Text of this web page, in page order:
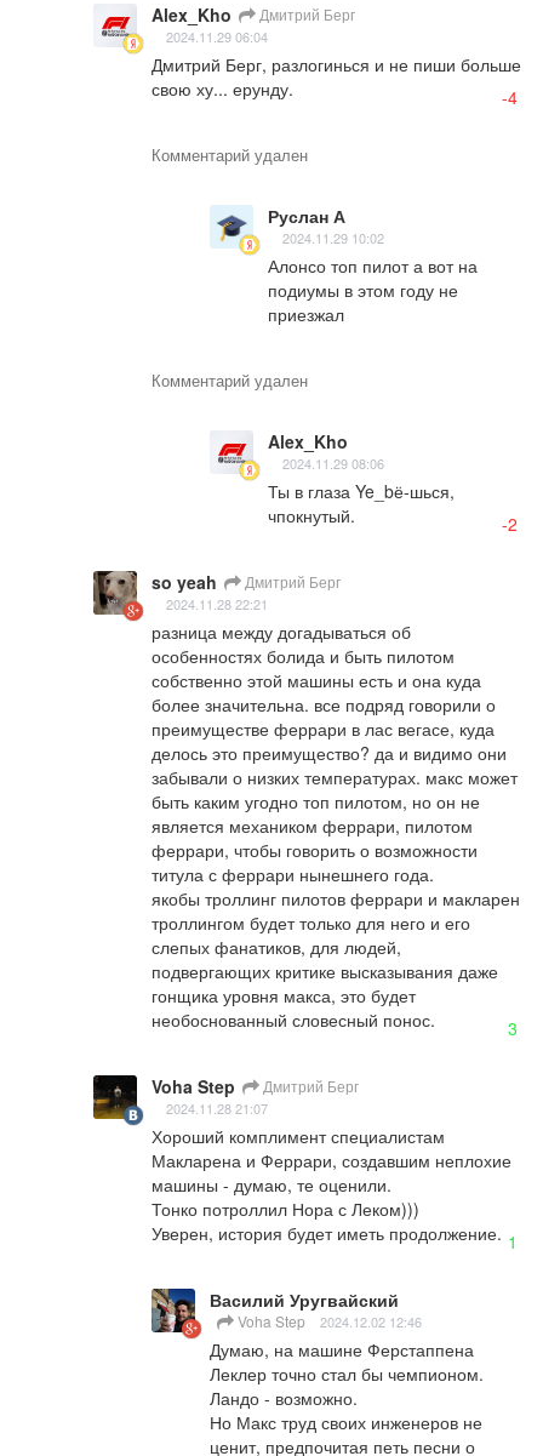
Alex_Kho Дмитрий Берг
2024.11.29 06:04
Дмитрий Берг, разлогинься и не пиши больше
свою ху... ерунду.
-4
Комментарий удален
Руслан А
2024.11.29 10:02
Алонсо топ пилот а вот на
подиумы в этом году не
приезжал
Комментарий удален
Alex_Kho
2024.11.29 08:06
Ты в глаза Ye_bё-шься,
чпокнутый.
-2
so yeah Дмитрий Берг
2024.11.28 22:21
разница между догадываться об
особенностях болида и быть пилотом
собственно этой машины есть и она куда
более значительна. все подряд говорили о
преимуществе феррари в лас вегасе, куда
делось это преимущество? да и видимо они
забывали о низких температурах. макс может
быть каким угодно топ пилотом, но он не
является механиком феррари, пилотом
феррари, чтобы говорить о возможности
титула с феррари нынешнего года.
якобы троллинг пилотов феррари и макларен
троллингом будет только для него и его
слепых фанатиков, для людей,
подвергающих критике высказывания даже
гонщика уровня макса, это будет
необоснованный словесный понос.
3
Voha Step Дмитрий Берг
2024.11.28 21:07
Хороший комплимент специалистам
Макларена и Феррари, создавшим неплохие
машины - думаю, те оценили.
Тонко потроллил Нора с Леком)))
Уверен, история будет иметь продолжение. 1
Василий Уругвайский
Voha Step 2024.12.02 12:46
Думаю, на машине Ферстаппена
Леклер точно стал бы чемпионом.
Ландо - возможно.
Но Макс труд своих инженеров не
ценит, предпочитая петь песни о